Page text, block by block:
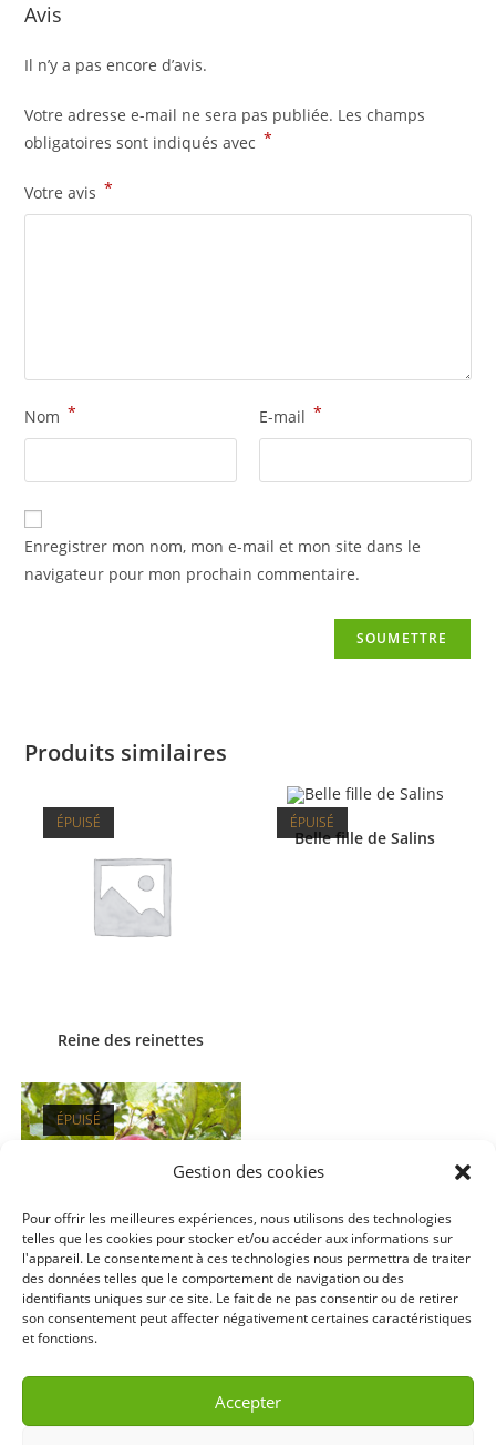
Gestion des cookies
Pour offrir les meilleures expériences, nous utilisons des technologies
telles que les cookies pour stocker et/ou accéder aux informations sur
l'appareil. Le consentement à ces technologies nous permettra de traiter
des données telles que le comportement de navigation ou des
identifiants uniques sur ce site. Le fait de ne pas consentir ou de retirer
son consentement peut affecter négativement certaines caractéristiques
et fonctions.
Accepter
Avis
Il n’y a pas encore d’avis.
Votre adresse e-mail ne sera pas publiée. Les champs
obligatoires sont indiqués avec *
Votre avis *
Nom * E-mail *
Enregistrer mon nom, mon e-mail et mon site dans le
navigateur pour mon prochain commentaire.
Produits similaires
ÉPUISÉ
Reine des reinettes
ÉPUISÉ
Belle fille de Salins
ÉPUISÉ
Court pendu rouge